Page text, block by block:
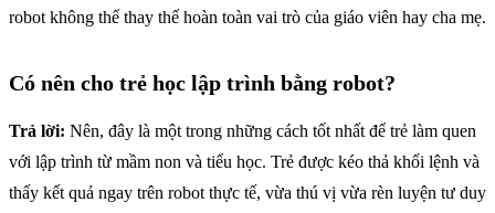
robot không thể thay thế hoàn toàn vai trò của giáo viên hay cha mẹ.
Có nên cho trẻ học lập trình bằng robot?
Trả lời: Nên, đây là một trong những cách tốt nhất để trẻ làm quen
với lập trình từ mầm non và tiểu học. Trẻ được kéo thả khối lệnh và
thấy kết quả ngay trên robot thực tế, vừa thú vị vừa rèn luyện tư duy